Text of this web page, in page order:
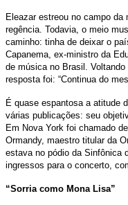
Eleazar estreou no campo
regência. Todavia, o meio
caminho: tinha de deixar o
Capanema, ex-ministro da
de música no Brasil.
resposta foi: “Continua do
É quase espantosa a atitude
várias publicações: seu
Em Nova York foi chamado
Ormandy, maestro titular da
estava no pódio da Sinfônica
ingressos para o concerto,
“Sorria como Mona Lisa”